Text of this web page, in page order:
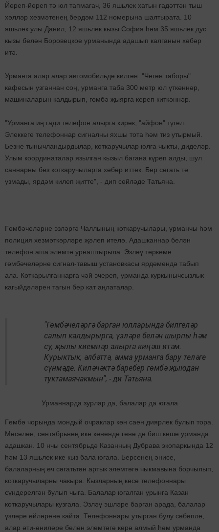
Йөреп-йөреп тә юл тапмагач, 36 яшьлек хатын гадәттән тыш
хәлләр хезмәтенең бердәм 112 номерына шалтырата. 10
яшьлек улы Данил, 12 яшьлек кызы София һәм 35 яшьлек дус
кызы белән Боровецкое урманында адашып калганын хәбәр
итә.
Урманга алар алар автомобильдә килгән. "Чегән таборы"
кафесын узганнан соң, урманга таба 300 метр юл үткәннәр,
машиналарын калдырып, гөмбә җыярга кереп киткәннәр.
"Урманга иң гади телефон алырга кирәк, "айфон" түгел.
Элеккеге телефоннар сигналны яхшы тота һәм тиз утырмый.
Безне тынычландырдылар, коткаручылар юлга чыкты, диделәр.
Улым координаталар язылган кызыл багана күреп алды, шул
саннарны без коткаручыларга хәбәр иттек. Бер сәгать тә
узмады, ярдәм килеп җитте", - дип сөйләде Татьяна.
Гөмбәчеләрне эзләргә Чаллының коткаручылары, урманчы һәм
полиция хезмәткәрләре җәлеп ителә. Адашканнар белән
телефон аша элемтә урнаштырыла. Эзләү төркеме
гөмбәчеләрне сигнал-тавыш установкасы ярдәмендә табып
ала. Коткарылганнарга чәй эчереп, урманда куркынычсызлык
кагыйдәләрен тагын бер кат аңлаталар.
"Гөмбәчеләргә барган юлларында билгеләр
салып калдырырга, үзләре белән шырпы һәм
су, җылы киемнәр алырга киңәш итәм.
Курыктык, әлбәттә, әмма урманга бару теләге
сүнмәде. Киләчәктә баребер гөмбә җыюдан
туктамаячакмын", - ди Татьяна.
Урманнарда зурлар да, балалар да югала
Гөмбә чорында мондый очраклар көн саен диярлек булып тора.
Мәсәлән, сентябрьнең ике көнендә генә дә биш кеше урманда
адашкан. 10 нчы сентябрьдә Казанның Дубрава экопаркында 12
һәм 13 яшьлек ике кыз бала югала. Берсенең әнисе,
балаларның өч сәгатьтән артык элемтәгә чыкмавына борчылып,
коткаручыларны чакыра. Кызларның кесә телефоннары
сүндерелгән булып чыга. Балалар югалган урынга Казан
коткаручылары кузгала. Эзләү эшләре барган арада, балалар
үзләре өйләренә кайта. Телефоннары утырган булу сәбәпле,
алар әти-әниләре белән элемтәгә керә алмый һәм урманда